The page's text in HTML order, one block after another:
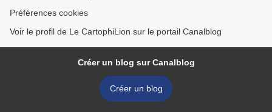
Préférences cookies
Voir le profil de Le CartophiLion sur le portail Canalblog
Créer un blog sur Canalblog
Créer un blog